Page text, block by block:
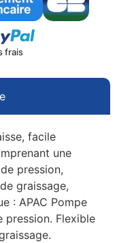
frais
facile
une
pression,
graissage,
: APAC Pompe
pression. Flexible